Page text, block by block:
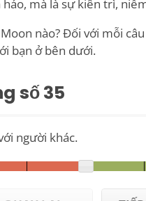
mà là sự kiên trì,
nào? Đối với mỗi
bạn ở bên dưới.
số 35
người khác.